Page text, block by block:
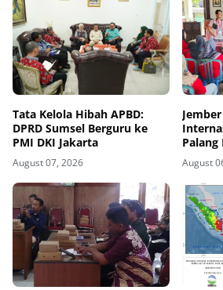
Tata Kelola Hibah APBD:
DPRD Sumsel Berguru ke
PMI DKI Jakarta
August 07, 2026
Palang
dan
August